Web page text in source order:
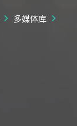
多媒体库